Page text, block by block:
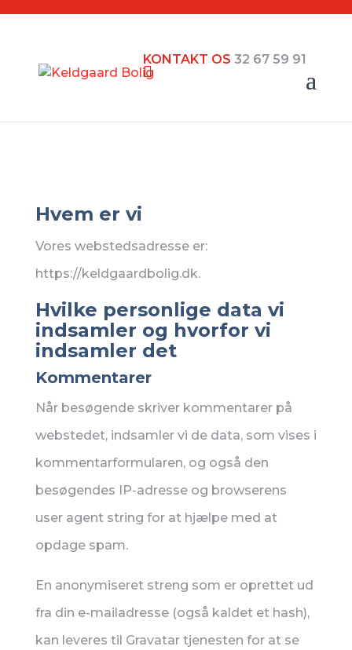
KONTAKT OS 32 67 59 91
Hvem er vi
Vores webstedsadresse er:
https://keldgaardbolig.dk.
Hvilke personlige data vi
indsamler og hvorfor vi
indsamler det
Kommentarer
Når besøgende skriver kommentarer på
webstedet, indsamler vi de data, som vises i
kommentarformularen, og også den
besøgendes IP-adresse og browserens
user agent string for at hjælpe med at
opdage spam.
En anonymiseret streng som er oprettet ud
fra din e-mailadresse (også kaldet et hash),
kan leveres til Gravatar tjenesten for at se